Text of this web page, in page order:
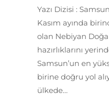
Yazı Dizisi :
Kasım ayında
olan Nebiyan
hazırlıklarını
Samsun’un en
birine doğru yol
ülkede…